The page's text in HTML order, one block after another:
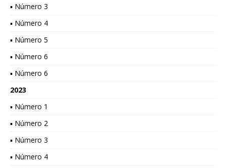
▪ Número 3
▪ Número 4
▪ Número 5
▪ Número 6
▪ Número 6
2023
▪ Número 1
▪ Número 2
▪ Número 3
▪ Número 4